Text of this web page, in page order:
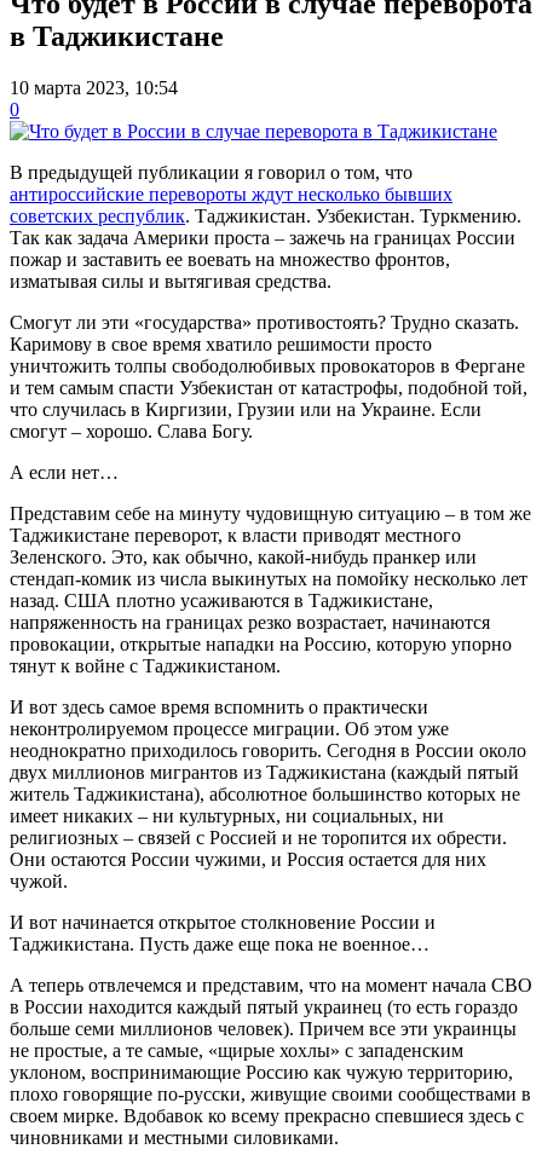
в Таджикистане
10 марта 2023, 10:54
0
В предыдущей публикации я говорил о том, что
антироссийские перевороты ждут несколько бывших
советских республик. Таджикистан. Узбекистан. Туркмению.
Так как задача Америки проста – зажечь на границах России
пожар и заставить ее воевать на множество фронтов,
изматывая силы и вытягивая средства.
Смогут ли эти «государства» противостоять? Трудно сказать.
Каримову в свое время хватило решимости просто
уничтожить толпы свободолюбивых провокаторов в Фергане
и тем самым спасти Узбекистан от катастрофы, подобной той,
что случилась в Киргизии, Грузии или на Украине. Если
смогут – хорошо. Слава Богу.
А если нет…
Представим себе на минуту чудовищную ситуацию – в том же
Таджикистане переворот, к власти приводят местного
Зеленского. Это, как обычно, какой-нибудь пранкер или
стендап-комик из числа выкинутых на помойку несколько лет
назад. США плотно усаживаются в Таджикистане,
напряженность на границах резко возрастает, начинаются
провокации, открытые нападки на Россию, которую упорно
тянут к войне с Таджикистаном.
И вот здесь самое время вспомнить о практически
неконтролируемом процессе миграции. Об этом уже
неоднократно приходилось говорить. Сегодня в России около
двух миллионов мигрантов из Таджикистана (каждый пятый
житель Таджикистана), абсолютное большинство которых не
имеет никаких – ни культурных, ни социальных, ни
религиозных – связей с Россией и не торопится их обрести.
Они остаются России чужими, и Россия остается для них
чужой.
И вот начинается открытое столкновение России и
Таджикистана. Пусть даже еще пока не военное…
А теперь отвлечемся и представим, что на момент начала СВО
в России находится каждый пятый украинец (то есть гораздо
больше семи миллионов человек). Причем все эти украинцы
не простые, а те самые, «щирые хохлы» с западенским
уклоном, воспринимающие Россию как чужую территорию,
плохо говорящие по-русски, живущие своими сообществами в
своем мирке. Вдобавок ко всему прекрасно спевшиеся здесь с
чиновниками и местными силовиками.